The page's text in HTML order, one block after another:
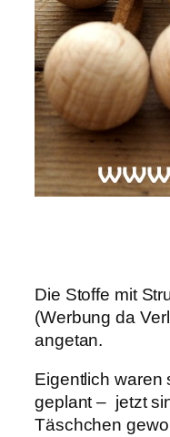
Die Stoffe mit
(Werbung da
angetan.
Eigentlich waren
geplant – jetzt
Täschchen